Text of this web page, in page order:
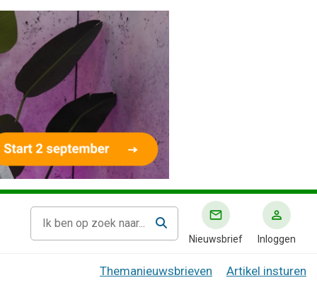
Nieuwsbrief Inloggen
Themanieuwsbrieven Artikel insturen